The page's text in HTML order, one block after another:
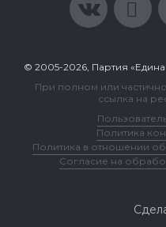
© 2005-2026, Партия
При полном или
ссылка на
Политика
Политика в отношении
Согласие на